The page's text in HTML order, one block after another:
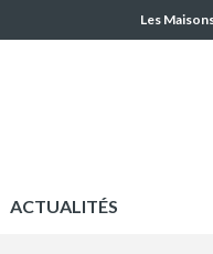
Les
ACTUALITÉS